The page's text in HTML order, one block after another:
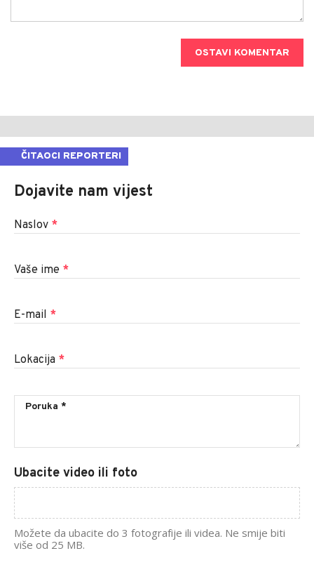
OSTAVI KOMENTAR
ČITAOCI REPORTERI
Dojavite nam vijest
Naslov *
Vaše ime *
E-mail *
Lokacija *
Ubacite video ili foto
Možete da ubacite do 3 fotografije ili videa. Ne smije biti
više od 25 MB.